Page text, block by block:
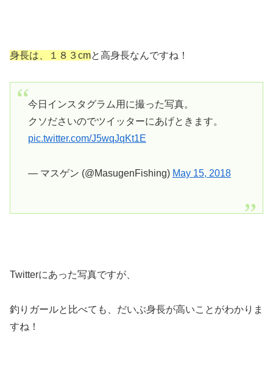
身長は、１８３cmと高身長なんですね！
今日インスタグラム用に撮った写真。
クソださいのでツイッターにあげときます。
pic.twitter.com/J5wqJqKt1E
— マスゲン (@MasugenFishing) May 15, 2018
Twitterにあった写真ですが、
釣りガールと比べても、だいぶ身長が高いことがわかりま
すね！